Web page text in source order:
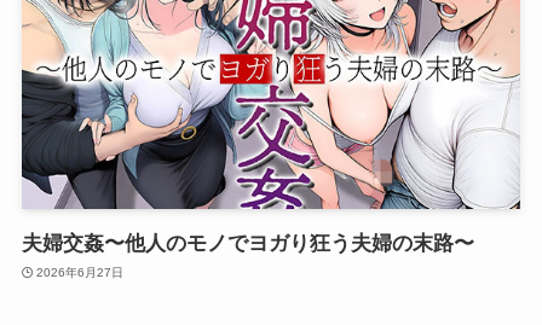
夫婦交姦〜他人のモノでヨガり狂う夫婦の末路〜
2026年6月27日